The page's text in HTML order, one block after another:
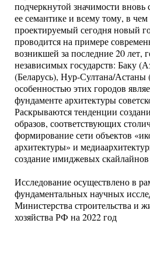
подчеркнутой значимости вновь
ее семантике и всему тому, в
проектируемый сегодня новый
проводится на примере
возникшей за последние 20 лет,
независимых государств: Баку
(Беларусь), Нур-Султана/
особенностью этих городов
фундаменте архитектуры
Раскрываются тенденции
образов, соответствующих
формирование сети объектов
архитектуры» и
создание имиджевых
Исследование осуществлено в
фундаментальных научных
Министерства строительства и
хозяйства РФ на 2022 год